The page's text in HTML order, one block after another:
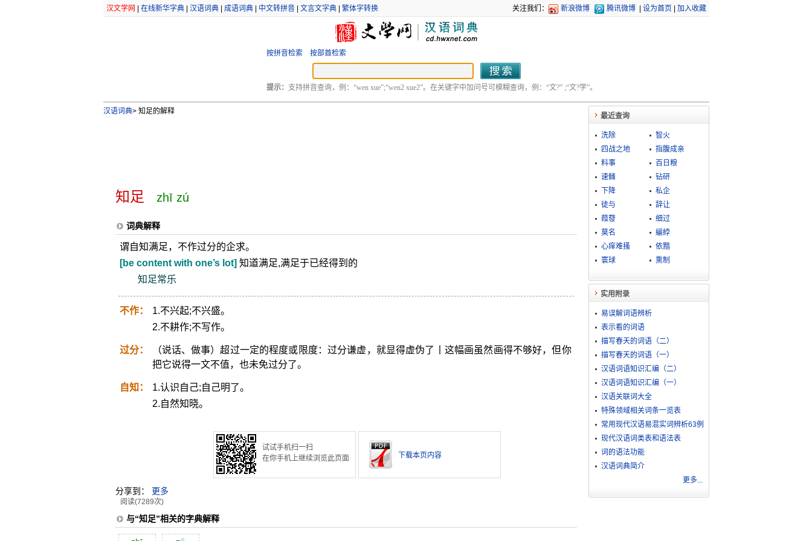
汉文学网 在线新华字典| 汉语词典| 成语词典| 中文转拼音| 文言文字典| 繁体字转换 关注我们： 新浪微博 腾讯微博 设为首页 加入收藏
按拼音检索 按部首检索
提示： 支持拼音查询，例：“wen xue”;“wen2 xue2”。在关键字中加问号可模糊查询，例：“文?” ;“文?学”。
汉语词典>知足的解释
知足 zhī zú
词典解释
谓自知满足，不作过分的企求。
[be content with one’s lot] 知道满足,满足于已经得到的
知足常乐
不作：
1.不兴起;不兴盛。
2.不耕作;不写作。
过分：
（说话、做事）超过一定的程度或限度：过分谦虚，就显得虚伪了丨这幅画虽然画得不够好，但你
把它说得一文不值，也未免过分了。
自知：
1.认识自己;自己明了。
2.自然知晓。
试试手机扫一扫
在你手机上继续浏览此页面
下载本页内容
分享到： 更多
阅读(7289次)
与“知足”相关的字典解释
最近查询
洗除
智火
四战之地
指腹成亲
料事
百日粮
速雠
钻研
下降
私企
徒与
辞让
葭蕟
细过
莫名
纚綍
心痒难搔
依黯
寰球
熏制
实用附录
易误解词语辨析
表示看的词语
描写春天的词语（二）
描写春天的词语（一）
汉语词语知识汇编（二）
汉语词语知识汇编（一）
汉语关联词大全
特殊领域相关词条一览表
常用现代汉语易混实词辨析63例
现代汉语词类表和语法表
词的语法功能
汉语词典简介
更多...